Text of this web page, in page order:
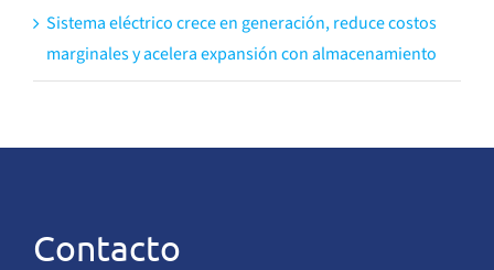
Sistema eléctrico crece en generación, reduce costos
marginales y acelera expansión con almacenamiento
Contacto